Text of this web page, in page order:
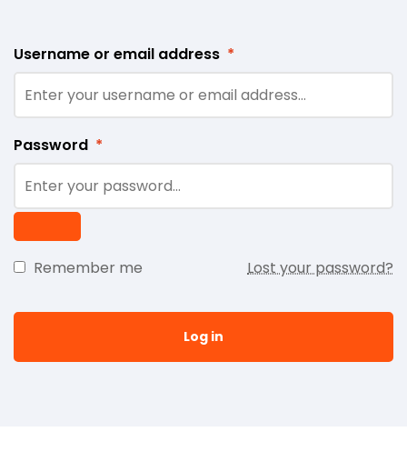
Username or email address *
Password *
Remember me Lost your password?
Log in